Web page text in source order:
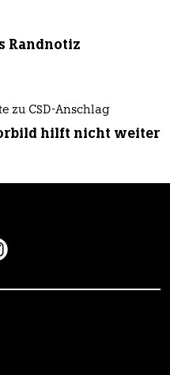
Randnotiz
zu CSD-Anschlag
hilft nicht weiter